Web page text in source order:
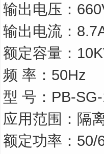
输出电压：
输出电流：
额定容量：
频 率：50Hz
型 号：PB-
应用范围：隔
额定功率：50/